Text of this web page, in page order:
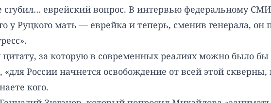
сгубил… еврейский вопрос. В интервью федеральному
у Руцкого мать — еврейка и теперь, сменив генерала, он
за которую в современных реалиях можно было бы
России начнется освобождение от всей этой скверны,
кого.